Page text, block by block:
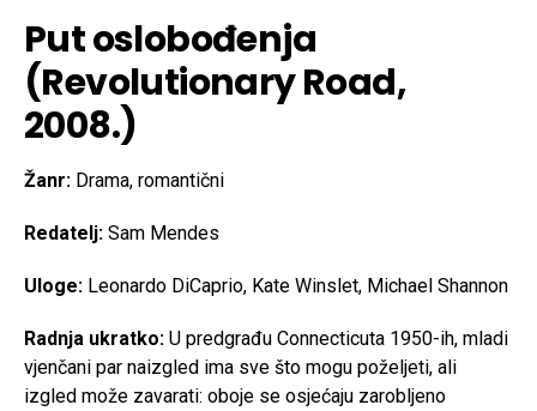
Put oslobođenja
(Revolutionary Road,
2008.)
Žanr: Drama, romantični
Redatelj: Sam Mendes
Uloge: Leonardo DiCaprio, Kate Winslet, Michael Shannon
Radnja ukratko: U predgrađu Connecticuta 1950-ih, mladi
vjenčani par naizgled ima sve što mogu poželjeti, ali
izgled može zavarati: oboje se osjećaju zarobljeno